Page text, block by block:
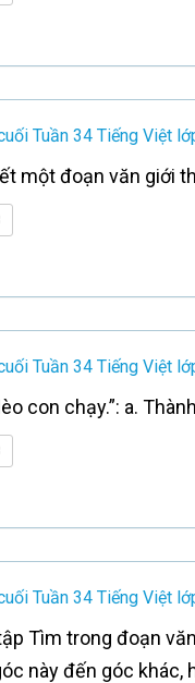
Tuần 34 Tiếng Việt
một đoạn văn giới
Tuần 34 Tiếng Việt
con chạy.”: a.
Tuần 34 Tiếng Việt
Tìm trong đoạn
này đến góc khác,